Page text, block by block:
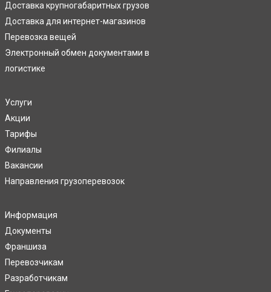
Доставка крупногабаритных грузов
Доставка для интернет-магазинов
Перевозка вещей
Электронный обмен документами в
логистике
Услуги
Акции
Тарифы
Филиалы
Вакансии
Направления грузоперевозок
Информация
Документы
Франшиза
Перевозчикам
Разработчикам